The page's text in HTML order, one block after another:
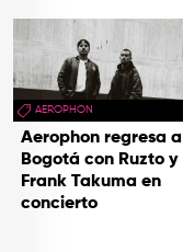
AEROPHON
Aerophon regresa a
Bogotá con Ruzto y
Frank Takuma en
concierto